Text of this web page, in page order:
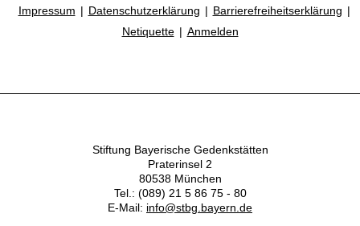
Impressum Datenschutzerklärung
Barrierefreiheitserklärung
Netiquette
Anmelden
Stiftung Bayerische Gedenkstätten
Praterinsel 2
80538 München
Tel.: (089) 21 5 86 75 - 80
E-Mail: info@stbg.bayern.de